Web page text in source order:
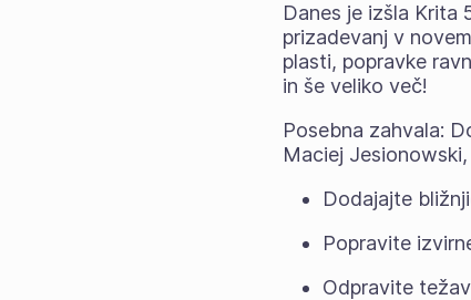
Danes je izšla Krita
prizadevanj v
plasti, popravke
in še veliko več!
Posebna zahvala:
Maciej
Dodajajte
Popravite
Odpravite